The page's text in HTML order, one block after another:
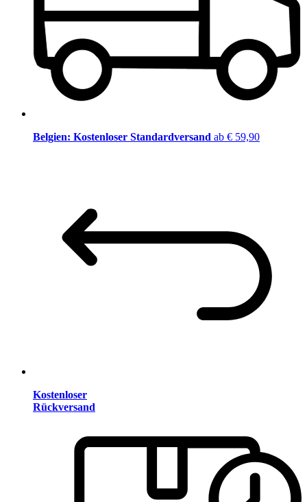
Belgien: Kostenloser Standardversand ab € 59,90
Kostenloser
Rückversand